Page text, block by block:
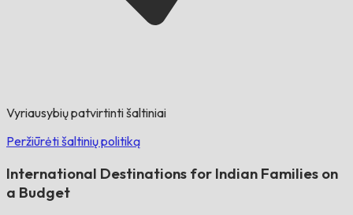
Vyriausybių patvirtinti šaltiniai
Peržiūrėti šaltinių politiką
International Destinations for Indian Families on
a Budget